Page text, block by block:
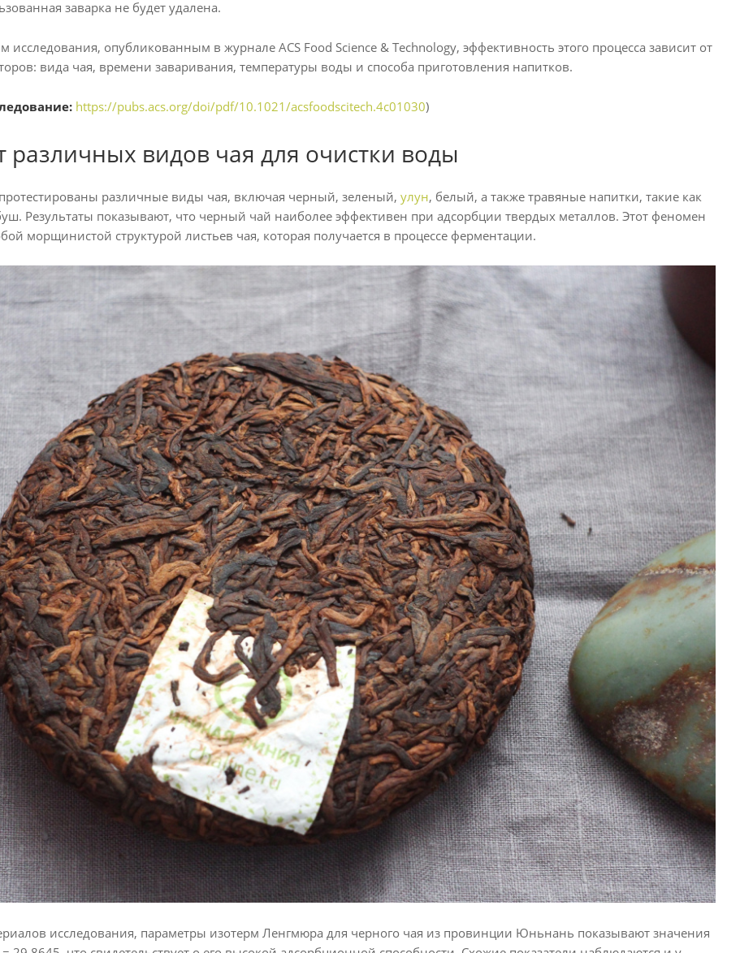
заварка не будет удалена.
исследования, опубликованным в журнале ACS Food Science & Technology, эффективность этого процесса зависит от
вида чая, времени заваривания, температуры воды и способа приготовления напитков.
https://pubs.acs.org/doi/pdf/10.1021/acsfoodscitech.4c01030)
различных видов чая для очистки воды
различные виды чая, включая черный, зеленый, улун, белый, а также травяные напитки, такие как
Результаты показывают, что черный чай наиболее эффективен при адсорбции твердых металлов. Этот феномен
морщинистой структурой листьев чая, которая получается в процессе ферментации.
исследования, параметры изотерм Ленгмюра для черного чая из провинции Юньнань показывают значения